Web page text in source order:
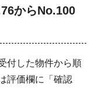
からNo.100
付した物件から順
評価欄に「確認